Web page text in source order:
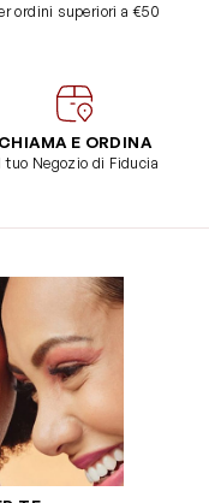
ordini superiori a €50
CHIAMA E ORDINA
tuo Negozio di Fiducia